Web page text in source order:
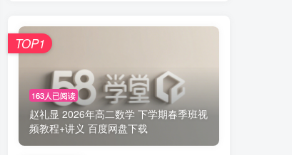
163人已阅读
赵礼显 2026年高二数学 下学期春季班视
频教程+讲义 百度网盘下载
TOP1